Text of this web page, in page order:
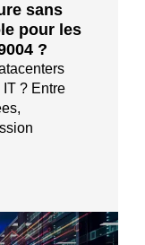
sans
pour les
?
? Entre